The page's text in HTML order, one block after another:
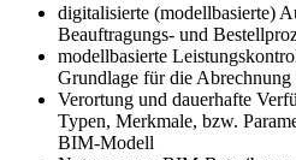
digitalisierte (modellbasierte)
Beauftragungs- und
modellbasierte
Grundlage für die Abrechnung
Verortung und dauerhafte
Typen, Merkmale, bzw.
BIM-Modell